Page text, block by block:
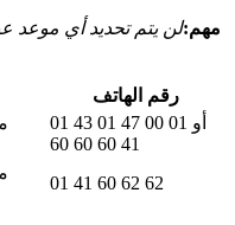
مهم:لن يتم تحديد أي موعد
رقم الهاتف
01 43 01 47 00 أو 01
41 60 60 60
01 41 60 62 62